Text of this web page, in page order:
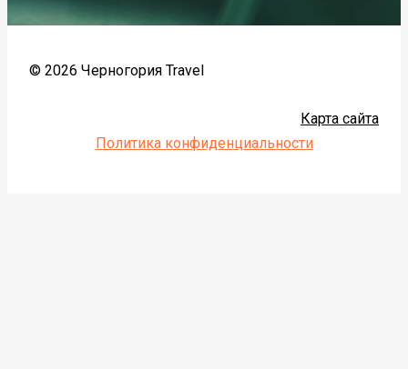
© 2026 Черногория Travel
Карта сайта
Политика конфиденциальности